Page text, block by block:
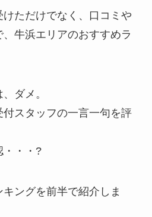
ただけでなく、口コミや
牛浜エリアのおすすめラ
ダメ。
スタッフの一言一句を評
・・・?
ングを前半で紹介しま